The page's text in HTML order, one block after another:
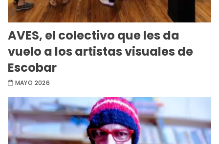
AVES, el colectivo que les da
vuelo a los artistas visuales de
Escobar
MAYO 2026